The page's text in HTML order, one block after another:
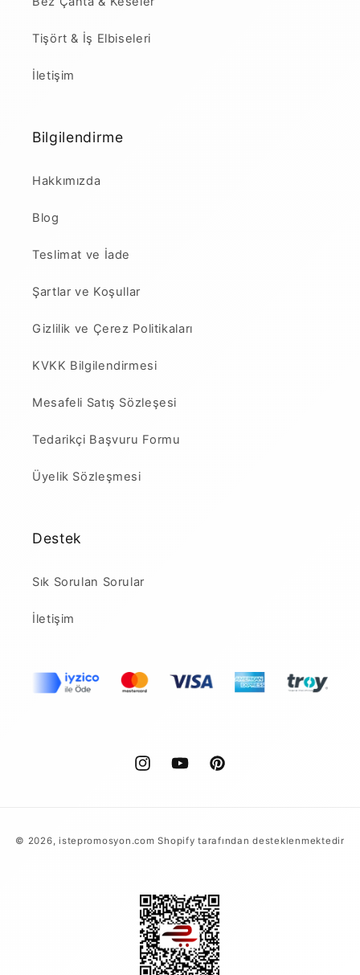
Tişört & İş Elbiseleri
İletişim
Bilgilendirme
Hakkımızda
Blog
Teslimat ve İade
Şartlar ve Koşullar
Gizlilik ve Çerez Politikaları
KVKK Bilgilendirmesi
Mesafeli Satış Sözleşesi
Tedarikçi Başvuru Formu
Üyelik Sözleşmesi
Destek
Sık Sorulan Sorular
İletişim
InstagramYouTubePinterest
© 2026, istepromosyon.com Shopify tarafından desteklenmektedir